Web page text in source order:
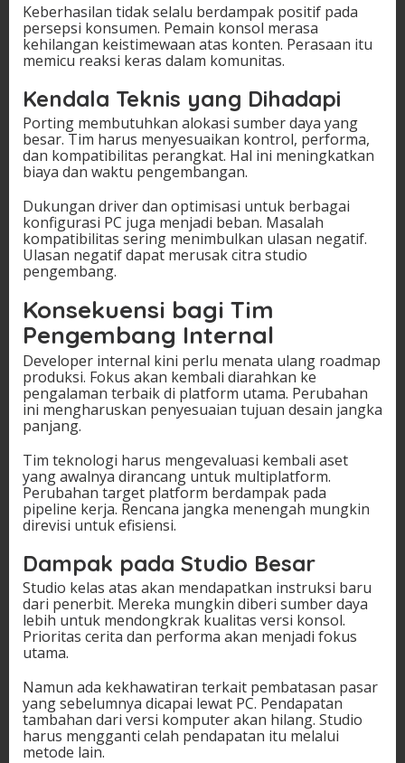
Keberhasilan tidak selalu berdampak positif pada
persepsi konsumen. Pemain konsol merasa
kehilangan keistimewaan atas konten. Perasaan itu
memicu reaksi keras dalam komunitas.
Kendala Teknis yang Dihadapi
Porting membutuhkan alokasi sumber daya yang
besar. Tim harus menyesuaikan kontrol, performa,
dan kompatibilitas perangkat. Hal ini meningkatkan
biaya dan waktu pengembangan.
Dukungan driver dan optimisasi untuk berbagai
konfigurasi PC juga menjadi beban. Masalah
kompatibilitas sering menimbulkan ulasan negatif.
Ulasan negatif dapat merusak citra studio
pengembang.
Konsekuensi bagi Tim
Pengembang Internal
Developer internal kini perlu menata ulang roadmap
produksi. Fokus akan kembali diarahkan ke
pengalaman terbaik di platform utama. Perubahan
ini mengharuskan penyesuaian tujuan desain jangka
panjang.
Tim teknologi harus mengevaluasi kembali aset
yang awalnya dirancang untuk multiplatform.
Perubahan target platform berdampak pada
pipeline kerja. Rencana jangka menengah mungkin
direvisi untuk efisiensi.
Dampak pada Studio Besar
Studio kelas atas akan mendapatkan instruksi baru
dari penerbit. Mereka mungkin diberi sumber daya
lebih untuk mendongkrak kualitas versi konsol.
Prioritas cerita dan performa akan menjadi fokus
utama.
Namun ada kekhawatiran terkait pembatasan pasar
yang sebelumnya dicapai lewat PC. Pendapatan
tambahan dari versi komputer akan hilang. Studio
harus mengganti celah pendapatan itu melalui
metode lain.